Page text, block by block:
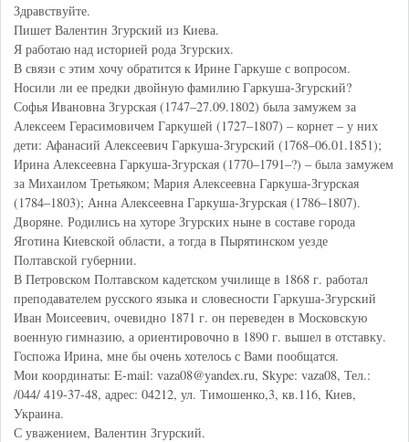
Здравствуйте.
Пишет Валентин Згурский из Киева.
Я работаю над историей рода Згурских.
В связи с этим хочу обратится к Ирине Гаркуше с вопросом.
Носили ли ее предки двойную фамилию Гаркуша-Згурский?
Софья Ивановна Згурская (1747–27.09.1802) была замужем за
Алексеем Герасимовичем Гаркушей (1727–1807) – корнет – у них
дети: Афанасий Алексеевич Гаркуша-Згурский (1768–06.01.1851);
Ирина Алексеевна Гаркуша-Згурская (1770–1791–?) – была замужем
за Михаилом Третьяком; Мария Алексеевна Гаркуша-Згурская
(1784–1803); Анна Алексеевна Гаркуша-Згурская (1786–1807).
Дворяне. Родились на хуторе Згурских ныне в составе города
Яготина Киевской области, а тогда в Пырятинском уезде
Полтавской губернии.
В Петровском Полтавском кадетском училище в 1868 г. работал
преподавателем русского языка и словесности Гаркуша-Згурский
Иван Моисеевич, очевидно 1871 г. он переведен в Московскую
военную гимназию, а ориентировочно в 1890 г. вышел в отставку.
Госпожа Ирина, мне бы очень хотелось с Вами пообщатся.
Мои координаты: E-mail: vaza08@yandex.ru, Skype: vaza08, Тел.:
/044/ 419-37-48, адрес: 04212, ул. Тимошенко,3, кв.116, Киев,
Украина.
С уважением, Валентин Згурский.